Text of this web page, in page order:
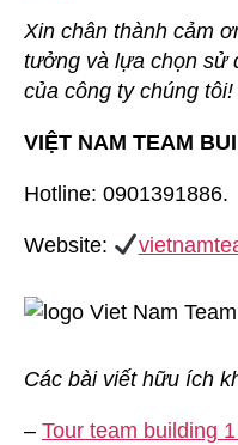
Xin chân thành cảm
tưởng và lựa chọn sử
của công ty chúng tôi!
VIỆT NAM TEAM
Hotline: 0901391886.
Website:
Các bài viết hữu ích
– Tour team building